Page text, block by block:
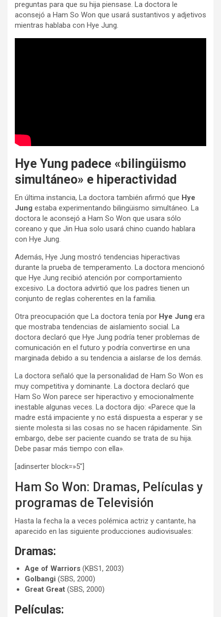
preguntas para que su hija piensase. La doctora le
aconsejó a Ham So Won que usará sustantivos y adjetivos
mientras hablaba con Hye Jung.
Hye Yung padece «bilingüismo
simultáneo» e hiperactividad
En última instancia, La doctora también afirmó que Hye
Jung estaba experimentando bilingüismo simultáneo. La
doctora le aconsejó a Ham So Won que usara sólo
coreano y que Jin Hua solo usará chino cuando hablara
con Hye Jung.
Además, Hye Jung mostró tendencias hiperactivas
durante la prueba de temperamento. La doctora mencionó
que Hye Jung recibió atención por comportamiento
excesivo. La doctora advirtió que los padres tienen un
conjunto de reglas coherentes en la familia.
Otra preocupación que La doctora tenía por Hye Jung era
que mostraba tendencias de aislamiento social. La
doctora declaró que Hye Jung podría tener problemas de
comunicación en el futuro y podría convertirse en una
marginada debido a su tendencia a aislarse de los demás.
La doctora señaló que la personalidad de Ham So Won es
muy competitiva y dominante. La doctora declaró que
Ham So Won parece ser hiperactivo y emocionalmente
inestable algunas veces. La doctora dijo: «Parece que la
madre está impaciente y no está dispuesta a esperar y se
siente molesta si las cosas no se hacen rápidamente. Sin
embargo, debe ser paciente cuando se trata de su hija.
Debe pasar más tiempo con ella».
[adinserter block=»5″]
Ham So Won: Dramas, Películas y
programas de Televisión
Hasta la fecha la a veces polémica actriz y cantante, ha
aparecido en las siguiente producciones audiovisuales:
Dramas:
Age of Warriors (KBS1, 2003)
Golbangi (SBS, 2000)
Great Great (SBS, 2000)
Películas: